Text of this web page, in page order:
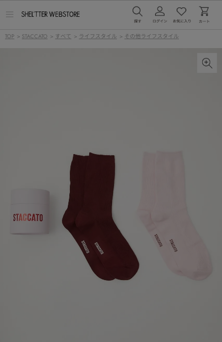
ー
TOP > STACCATO > すべて > ライフスタイル > その他ライフスタイル